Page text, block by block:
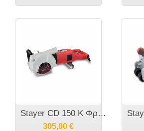
Stayer CD 150 K Φρέζα αυλακώσεων (καναλοποιός) 2400W
305,00 €